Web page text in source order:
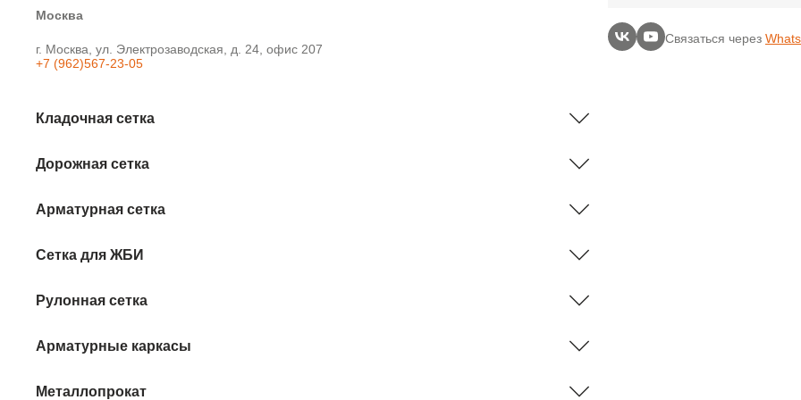
Москва
г. Москва, ул. Электрозаводская, д. 24, офис 207
+7 (962)567-23-05
Связаться через
Кладочная сетка
Дорожная сетка
Арматурная сетка
Сетка для ЖБИ
Рулонная сетка
Арматурные каркасы
Металлопрокат